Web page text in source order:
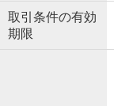
取引条件の有効
期限